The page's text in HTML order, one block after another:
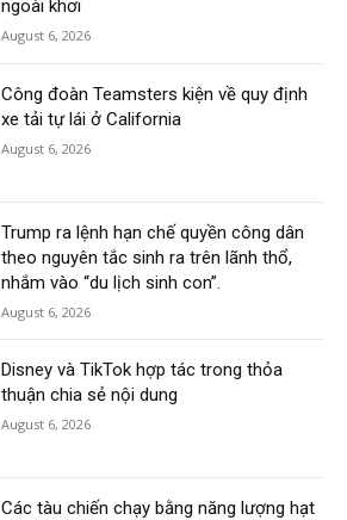
ngoài khơi
August 6, 2026
Công đoàn Teamsters kiện về quy định
xe tải tự lái ở California
August 6, 2026
Trump ra lệnh hạn chế quyền công dân
theo nguyên tắc sinh ra trên lãnh thổ,
nhắm vào “du lịch sinh con”.
August 6, 2026
Disney và TikTok hợp tác trong thỏa
thuận chia sẻ nội dung
August 6, 2026
Các tàu chiến chạy bằng năng lượng hạt